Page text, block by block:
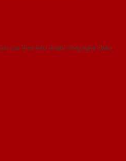
cửa theo tiêu chuẩn công nghệ Châu